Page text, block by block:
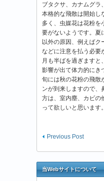
ブタクサ、カナムグラ
本格的な飛散は開始し
多く、虫媒花は花粉を
要がないようです。夏
以外の原因、例えばク
などに注意を払う必要
月も半ばを過ぎますと
影響が出て体力的にき
旬には秋の花粉の飛散
ンが到来しますので、
方は、室内塵、カビの
って欲しいと思います。
Previous Post
当Webサイトについて